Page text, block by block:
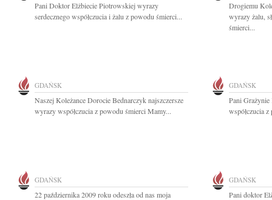
Pani Doktor Elżbiecie Piotrowskiej wyrazy
serdecznego współczucia i żalu z powodu śmierci...
Drogiemu
wyrazy żalu,
śmierci...
GDAŃSK
Naszej Koleżance Dorocie Bednarczyk najszczersze
wyrazy współczucia z powodu śmierci Mamy...
GDAŃSK
Pani
współczucia
GDAŃSK
22 października 2009 roku odeszła od nas moja
GDAŃSK
Pani doktor